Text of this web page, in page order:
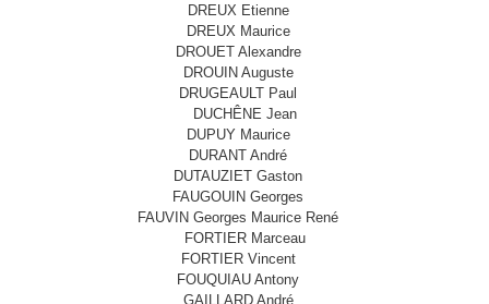
DREUX Etienne
DREUX Maurice
DROUET Alexandre
DROUIN Auguste
DRUGEAULT Paul
DUCHÊNE Jean
DUPUY Maurice
DURANT André
DUTAUZIET Gaston
FAUGOUIN Georges
FAUVIN Georges Maurice René
FORTIER Marceau
FORTIER Vincent
FOUQUIAU Antony
GAILLARD André